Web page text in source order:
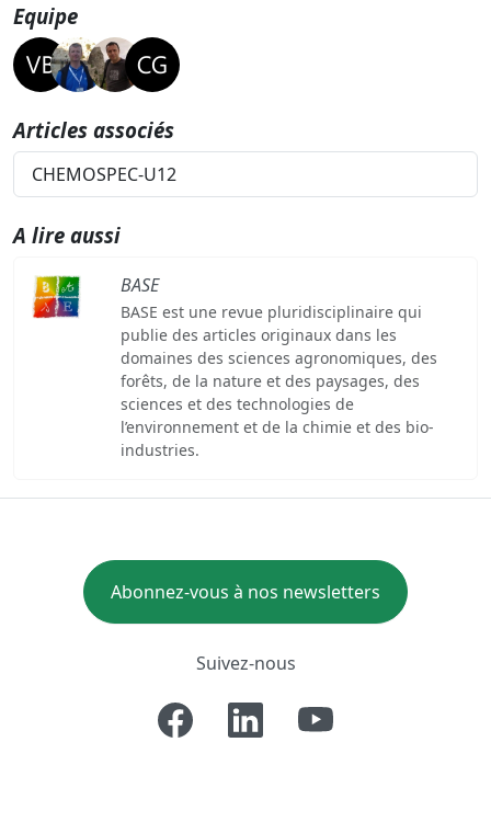
Equipe
Articles associés
CHEMOSPEC-U12
A lire aussi
BASE
BASE est une revue pluridisciplinaire qui
publie des articles originaux dans les
domaines des sciences agronomiques, des
forêts, de la nature et des paysages, des
sciences et des technologies de
l’environnement et de la chimie et des bio-
industries.
Abonnez-vous à nos newsletters
Suivez-nous